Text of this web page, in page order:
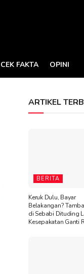
CEK FAKTA OPINI
ARTIKEL
BERITA
Keruk Dulu, Bayar
Belakangan?
di Sebabi Dituding
Kesepakatan Ganti